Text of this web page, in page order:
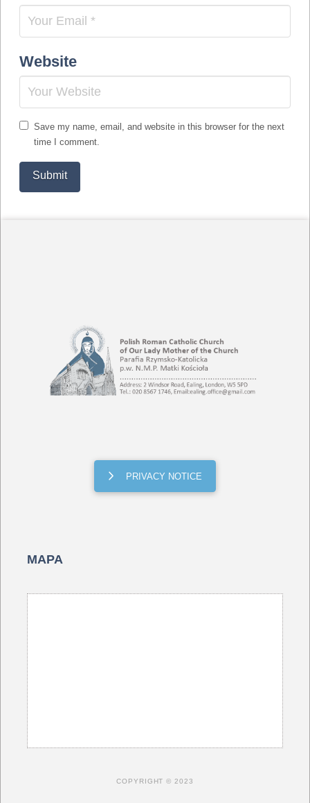
Website
Save my name, email, and website in this browser for the next
time I comment.
PRIVACY NOTICE
MAPA
COPYRIGHT © 2023